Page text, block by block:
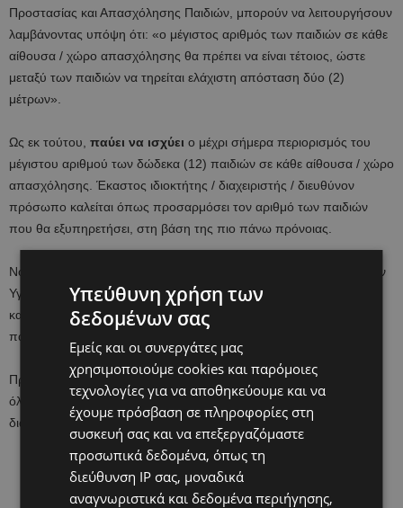
Προστασίας και Απασχόλησης Παιδιών, μπορούν να λειτουργήσουν
λαμβάνοντας υπόψη ότι: «ο μέγιστος αριθμός των παιδιών σε κάθε
αίθουσα / χώρο απασχόλησης θα πρέπει να είναι τέτοιος, ώστε
μεταξύ των παιδιών να τηρείται ελάχιστη απόσταση δύο (2)
μέτρων».
Ως εκ τούτου, παύει να ισχύει ο μέχρι σήμερα περιορισμός του
μέγιστου αριθμού των δώδεκα (12) παιδιών σε κάθε αίθουσα / χώρο
απασχόλησης. Έκαστος ιδιοκτήτης / διαχειριστής / διευθύνον
πρόσωπο καλείται όπως προσαρμόσει τον αριθμό των παιδιών
που θα εξυπηρετήσει, στη βάση της πιο πάνω πρόνοιας.
Νοείται ότι, για όλα τα υπόλοιπα θέματα, συνεχίζει η εφαρμογή των
Υγειονομικών Πρωτοκόλλων, στο πλαίσιο των μέτρων πρόληψης
και προφύλαξης που λαμβάνονται για την αντιμετώπιση της
πανδημίας από τον νέο Κορωνοϊό (COVID-19).
Προτεραιότητα είναι η ασφάλεια των παιδιών και του προσωπικού
όλων των πιο πάνω προγραμμάτων για την πρόληψη της
διασποράς του ιού.
Υπεύθυνη χρήση των
δεδομένων σας
Εμείς και οι συνεργάτες μας
χρησιμοποιούμε cookies και παρόμοιες
τεχνολογίες για να αποθηκεύουμε και να
έχουμε πρόσβαση σε πληροφορίες στη
συσκευή σας και να επεξεργαζόμαστε
προσωπικά δεδομένα, όπως τη
διεύθυνση IP σας, μοναδικά
αναγνωριστικά και δεδομένα περιήγησης,